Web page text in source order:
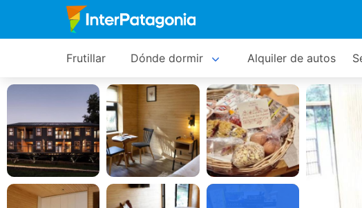
Frutillar Dónde dormir Alquiler de autos